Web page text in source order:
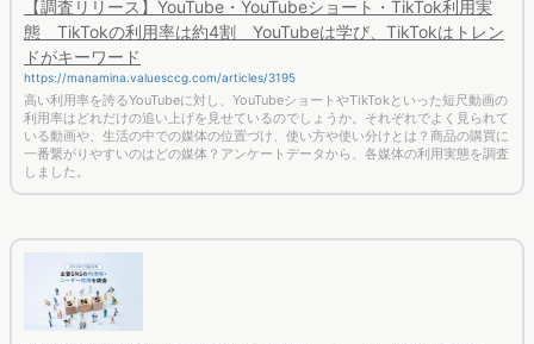
【調査リリース】YouTube・YouTubeショート・TikTok利用実
態 TikTokの利用率は約4割 YouTubeは学び、TikTokはトレン
ドがキーワード
https://manamina.valuesccg.com/articles/3195
高い利用率を誇るYouTubeに対し、YouTubeショートやTikTokといった短尺動画の
利用率はどれだけの追い上げを見せているのでしょうか。それぞれでよく見られて
いる動画や、生活の中での媒体の位置づけ、使い方や使い分けとは？商品の購買に
一番繋がりやすいのはどの媒体？アンケートデータから、各媒体の利用実態を調査
しました。